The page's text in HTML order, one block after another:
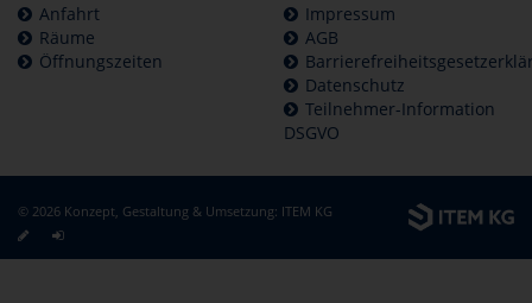
Anfahrt
Räume
Öffnungszeiten
Impressum
AGB
Datenschutz
Teilnehmer-Information
DSGVO
© 2026 Konzept, Gestaltung & Umsetzung: ITEM KG